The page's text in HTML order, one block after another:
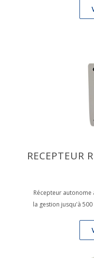
RECEPTEUR
Récepteur
la gestion jusqu'à